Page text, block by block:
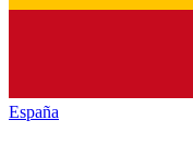
España